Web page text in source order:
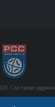
. Сва права